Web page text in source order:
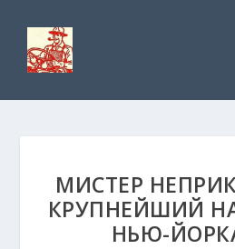
МИСТЕР
КРУПНЕЙШИЙ
НЬЮ-